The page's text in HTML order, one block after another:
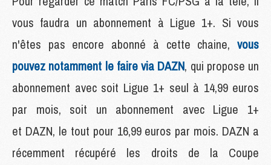
vous faudra un abonnement à Ligue 1+. Si vous
n'êtes pas encore abonné à cette chaine, vous
pouvez notamment le faire via DAZN, qui propose un
abonnement avec soit Ligue 1+ seul à 14,99 euros
par mois, soit un abonnement avec Ligue 1+
et DAZN, le tout pour 16,99 euros par mois. DAZN a
récemment récupéré les droits de la Coupe